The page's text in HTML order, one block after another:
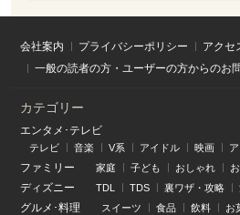
会社案内 プライバシーポリシー アクセ
一般の読者の方・ユーザーの方からのお
カテゴリー
エンタメ･テレビ
テレビ 音楽 V系 アイドル 映画
ファミリー 家庭 子ども おしゃれ
ディズニー TDL TDS 裏ワザ・攻略
グルメ･料理 スイーツ 食品 飲料 お